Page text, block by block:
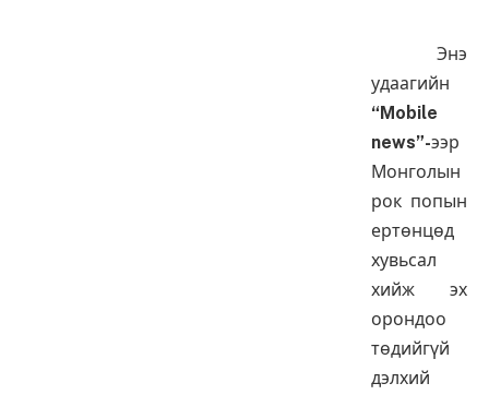
Энэ
удаагийн
“Mobile
news”-ээр
Монголын
рок попын
ертөнцөд
хувьсал
хийж эх
орондоо
төдийгүй
дэлхий